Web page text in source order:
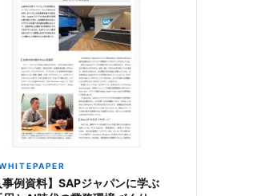
事例資料】SAPジャパンに学ぶ